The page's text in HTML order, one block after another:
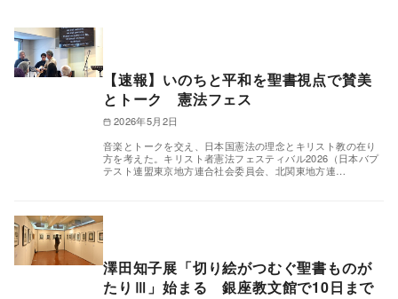
【速報】いのちと平和を聖書視点で賛美
とトーク 憲法フェス
2026年5月2日
音楽とトークを交え、日本国憲法の理念とキリスト教の在り
方を考えた。キリスト者憲法フェスティバル2026（日本バプ
テスト連盟東京地方連合社会委員会、北関東地方連…
澤田知子展「切り絵がつむぐ聖書ものが
たりⅢ」始まる 銀座教文館で10日まで